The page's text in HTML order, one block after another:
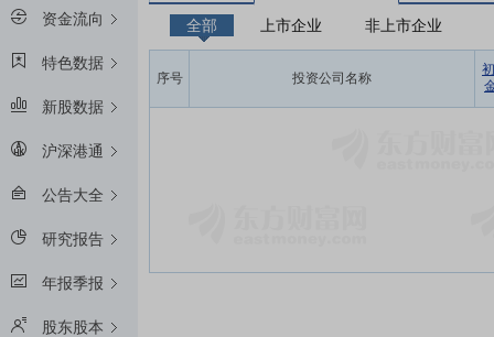
资金流向
特色数据
新股数据
沪深港通
公告大全
研究报告
年报季报
股东股本
全部 上市企业 非上市企业
序号 投资公司名称